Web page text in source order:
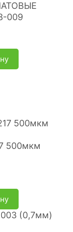
009
500мкм